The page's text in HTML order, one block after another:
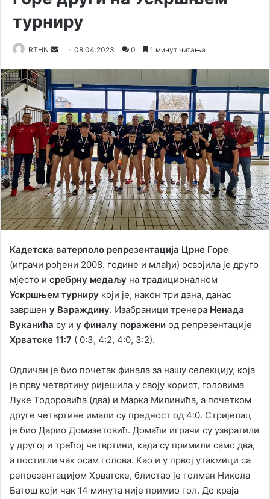
турниру
RTHN
Send08.04.2023 0 1 минут читања
Kадетска ватерполо репрезентација Црне Горе
(играчи рођени 2008. године и млађи) освојила је друго
мјесто и сребрну медаљу на традиционалном
Ускршњем турниру који је, након три дана, данас
завршен у Вараждину. Изабраници тренера Ненада
Вуканића су и у финалу поражени од репрезентације
Хрватске 11:7 ( 0:3, 4:2, 4:0, 3:2).
Одличан је био почетак финала за нашу селекцију, која
је прву четвртину ријешила у своју корист, головима
Луке Тодоровића (два) и Марка Милинића, а почетком
друге четвртине имали су предност од 4:0. Стријелац
је био Дарио Домазетовић. Домаћи играчи су узвратили
у другој и трећој четвртини, када су примили само два,
а постигли чак осам голова. Kао и у првој утакмици са
репрезентацијом Хрватске, блистао је голман Никола
Батош који чак 14 минута није примио гол. До краја